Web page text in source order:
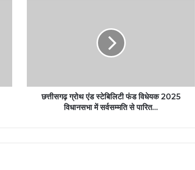
छत्तीसगढ़ ग्रोथ एंड स्टेबिलिटी फंड विधेयक 2025
विधानसभा में सर्वसम्मति से पारित…